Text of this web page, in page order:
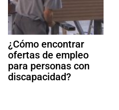
¿Cómo encontrar
ofertas de empleo
para personas con
discapacidad?